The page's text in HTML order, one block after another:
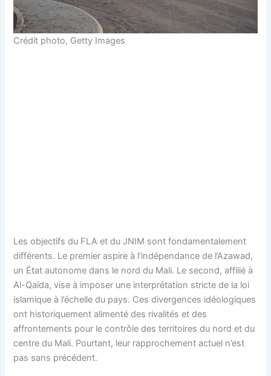
Crédit photo, Getty Images
Les objectifs du FLA et du JNIM sont fondamentalement
différents. Le premier aspire à l’indépendance de l’Azawad,
un État autonome dans le nord du Mali. Le second, affilié à
Al-Qaïda, vise à imposer une interprétation stricte de la loi
islamique à l’échelle du pays. Ces divergences idéologiques
ont historiquement alimenté des rivalités et des
affrontements pour le contrôle des territoires du nord et du
centre du Mali. Pourtant, leur rapprochement actuel n’est
pas sans précédent.